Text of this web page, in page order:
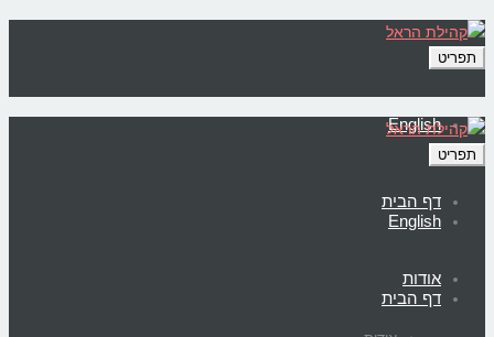
תפריט
English
דף הבית
אודות
תפריט
English
דף הבית